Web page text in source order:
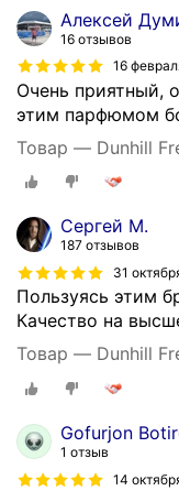
Алексей
16 отзывов
16
Очень приятный,
этим парфюмом
Товар — Dunhill
Сергей М.
187 отзывов
31
Пользуясь этим
Качество на
Товар — Dunhill
Gofurjon
1 отзыв
14